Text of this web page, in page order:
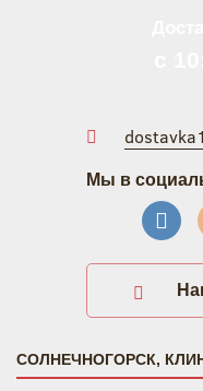
Мы в
СОЛНЕЧНОГОРСК,